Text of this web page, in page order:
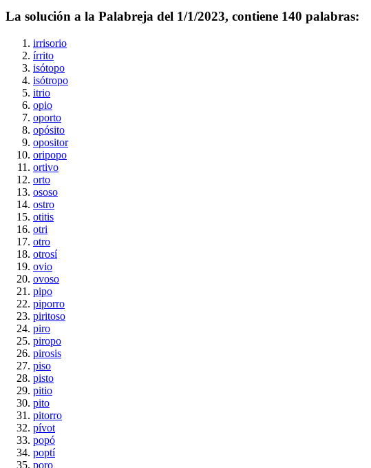
La solución a la Palabreja del 1/1/2023, contiene 140 palabras:
irrisorio
írrito
isótopo
isótropo
itrio
opio
oporto
opósito
opositor
oripopo
ortivo
orto
ososo
ostro
otitis
otri
otro
otrosí
ovio
ovoso
pipo
piporro
piritoso
piro
piropo
pirosis
piso
pisto
pitio
pito
pitorro
pívot
popó
poptí
poro